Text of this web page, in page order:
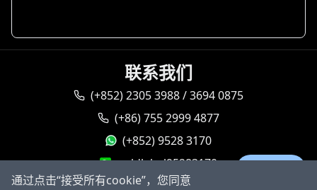
通过点击“接受所有cookie”，您同意
联系我们
(+852) 2305 3988 / 3694 0875
(+86) 755 2999 4877
(+852) 9528 3170
goldlabel95283170
sales@goldlabeltech.com